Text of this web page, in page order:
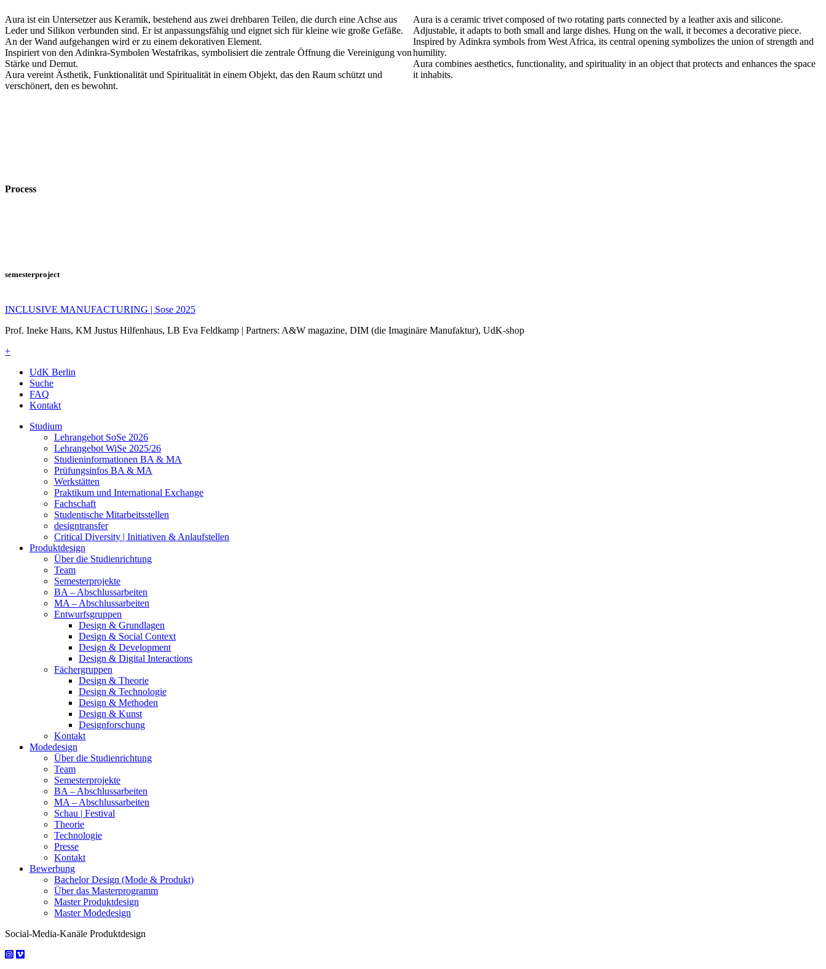
Aura ist ein Untersetzer aus Keramik, bestehend aus zwei drehbaren Teilen, die durch eine Achse aus
Leder und Silikon verbunden sind. Er ist anpassungsfähig und eignet sich für kleine wie große Gefäße.
An der Wand aufgehangen wird er zu einem dekorativen Element.
Inspiriert von den Adinkra-Symbolen Westafrikas, symbolisiert die zentrale Öffnung die Vereinigung von
Stärke und Demut.
Aura vereint Ästhetik, Funktionalität und Spiritualität in einem Objekt, das den Raum schützt und
verschönert, den es bewohnt.
Aura is a ceramic trivet composed of two rotating parts connected by a leather axis and silicone.
Adjustable, it adapts to both small and large dishes. Hung on the wall, it becomes a decorative piece.
Inspired by Adinkra symbols from West Africa, its central opening symbolizes the union of strength and
humility.
Aura combines aesthetics, functionality, and spirituality in an object that protects and enhances the space
it inhabits.
Process
semesterproject
INCLUSIVE MANUFACTURING | Sose 2025
Prof. Ineke Hans, KM Justus Hilfenhaus, LB Eva Feldkamp | Partners: A&W magazine, DIM (die Imaginäre Manufaktur), UdK-shop
+
UdK Berlin
Suche
FAQ
Kontakt
Studium
Lehrangebot SoSe 2026
Lehrangebot WiSe 2025/26
Studieninformationen ­BA & MA
Prüfungsinfos BA & MA
Werkstätten
Praktikum und International Exchange
Fachschaft
Studentische Mitarbeitsstellen
designtransfer
Critical Diversity | Initiativen & Anlaufstellen
Produktdesign
Über die Studienrichtung
Team
Semesterprojekte
BA – Abschlussarbeiten
MA – Abschlussarbeiten
Entwurfsgruppen
Design & Grundlagen
Design & Social Context
Design & Development
Design & Digital Interactions
Fächergruppen
Design & Theorie
Design & Technologie
Design & Methoden
Design & Kunst
Designforschung
Kontakt
Modedesign
Über die Studienrichtung
Team
Semesterprojekte
BA – Abschlussarbeiten
MA – Abschlussarbeiten
Schau | Festival
Theorie
Technologie
Presse
Kontakt
Bewerbung
Bachelor Design (Mode & Produkt)
Über das Masterprogramm
Master Produktdesign
Master Modedesign
Social-Media-Kanäle Produktdesign